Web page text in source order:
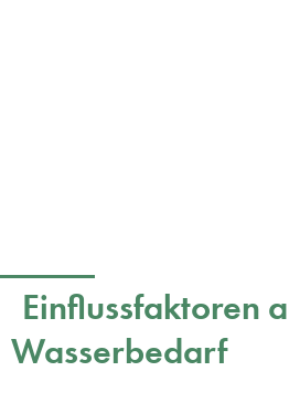
Einflussfaktoren
Wasserbedarf